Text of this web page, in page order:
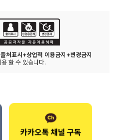
처표시+상업적 이용금지+변경금지
할 수 있습니다.